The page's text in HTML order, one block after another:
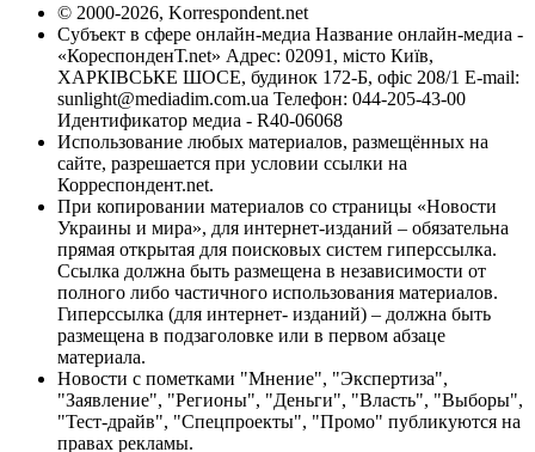
© 2000-2026, Korrespondent.net
Субъект в сфере онлайн-медиа Название онлайн-медиа -
«КореспонденТ.net» Адрес: 02091, місто Київ,
ХАРКІВСЬКЕ ШОСЕ, будинок 172-Б, офіс 208/1 E-mail:
sunlight@mediadim.com.ua Телефон: 044-205-43-00
Идентификатор медиа - R40-06068
Использование любых материалов, размещённых на
сайте, разрешается при условии ссылки на
Корреспондент.net.
При копировании материалов со страницы «Новости
Украины и мира», для интернет-изданий – обязательна
прямая открытая для поисковых систем гиперссылка.
Ссылка должна быть размещена в независимости от
полного либо частичного использования материалов.
Гиперссылка (для интернет- изданий) – должна быть
размещена в подзаголовке или в первом абзаце
материала.
Новости с пометками "Мнение", "Экспертиза",
"Заявление", "Регионы", "Деньги", "Власть", "Выборы",
"Тест-драйв", "Спецпроекты", "Промо" публикуются на
правах рекламы.